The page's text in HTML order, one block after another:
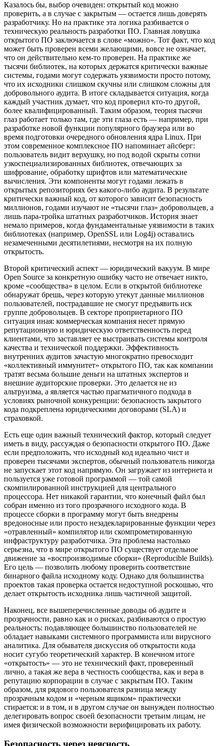
Казалось бы, выбор очевиден: открытый код можно
проверить, а в случае с закрытым — остается лишь доверять
разработчику. Но на практике эта логика разбивается о
техническую реальность разработки ПО. Главная ловушка
открытого ПО заключается в слове «можно». Тот факт, что код
может быть проверен всеми желающими, вовсе не означает,
что он действительно кем-то проверен. На практике же
тысячи библиотек, на которых держатся критически важные
системы, годами могут содержать уязвимости просто потому,
что их исходники слишком скучны или слишком сложны для
добровольного аудита. В итоге складывается ситуация, когда
каждый участник думает, что код проверил кто-то другой,
более квалифицированный. Таким образом, теория тысячи
глаз работает только там, где эти глаза есть — например, при
разработке новой функции популярного браузера или во
время подготовки очередного обновления ядра Linux. При
этом современное комплексное ПО напоминает айсберг:
пользователь видит верхушку, но под водой скрыты сотни
узкоспециализированных библиотек, отвечающих за
шифрование, обработку шрифтов или математические
вычисления. Эти компоненты могут годами лежать в
открытых репозиториях без какого-либо аудита. В результате
критически важный код, от которого зависит безопасность
миллионов, годами изучают не «тысячи глаз» добровольцев, а
лишь пара-тройка штатных разработчиков. История знает
немало примеров, когда фундаментальные уязвимости в таких
библиотеках (например, OpenSSL или Log4j) оставались
незамеченными десятилетиями, несмотря на их полную
открытость.
Второй критический аспект — юридический вакуум. В мире
Open Source за конкретную ошибку часто не отвечает никто,
кроме «сообщества» в целом. Если в открытой библиотеке
обнаружат брешь, через которую утекут данные миллионов
пользователей, пострадавшие не смогут предъявить иск
группе добровольцев. В секторе проприетарного ПО
ситуация иная: коммерческая компания несет прямую
репутационную и юридическую ответственность перед
клиентами, что заставляет ее выстраивать системы контроля
качества и технической поддержки. Эффективность
внутренних аудитов зачастую многократно превосходит
«коллективный иммунитет» открытого ПО, так как компании
тратят весьма большие деньги на штатных экспертов и
внешние аудиторские проверки. Это делается не из
альтруизма, а является частью прагматичного подхода в
условиях рыночной конкуренции: безопасность закрытого
кода подкреплена юридическими договорами (SLA) и
страховкой.
Есть еще один важный технический фактор, который следует
иметь в виду, рассуждая о безопасности открытого ПО. Даже
если предположить, что исходный код идеально чист и
проверен тысячами экспертов, обычный пользователь никогда
не запускает этот код напрямую. Он загружает из интернета и
пользуется уже готовой программой — той самой
скомпилированной инструкцией для центрального
процессора. Нет никакой гарантии, что конечный файл был
собран именно из того прозрачного исходного кода. В
процессе сборки в программу могут быть внедрены
вредоносные или просто незадекларированные функции через
«отравленный» компилятор или скомпрометированную
инфраструктуру разработчика. Эта проблема настолько
серьезна, что в мире открытого ПО существует отдельное
движение за «воспроизводимые сборки» (Reproducible Builds).
Его цель — позволить любому проверить соответствие
бинарного файла исходному коду. Однако для большинства
проектов такая проверка остается недоступной роскошью, что
делает открытость исходника лишь частичной защитой.
Наконец, все вышеперечисленные доводы об аудите и
прозрачности, равно как и о рисках, разбиваются о простую
реальность: подавляющее большинство пользователей не
обладает навыками системного программиста или вирусного
аналитика. Для обывателя дискуссия об открытости кода
носит сугубо теоретический характер. В конечном итоге
«открытость» — это не технический факт, проверенный
лично, а такая же вера в честность сообщества, как и вера в
репутацию корпорации в случае с закрытым ПО. Таким
образом, для рядового пользователя разница между
прозрачным кодом и «черным ящиком» практически
стирается: и в том, и в другом случае он вынужден полностью
делегировать вопрос своей безопасности третьим лицам, не
имея физической возможности верифицировать их работу.
Безопасность через неясность